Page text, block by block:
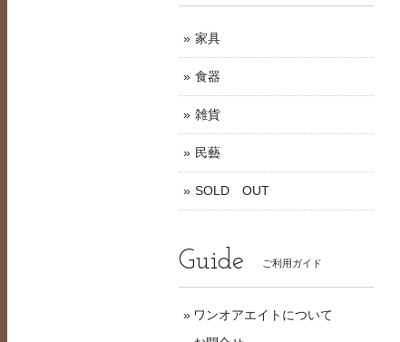
家具
食器
雑貨
民藝
SOLD OUT
Guide ご利用ガイド
ワンオアエイトについて